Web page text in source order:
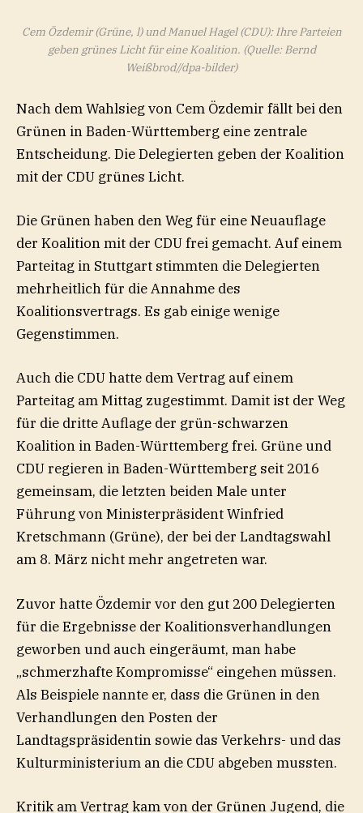
Cem Özdemir (Grüne, l) und Manuel Hagel (CDU): Ihre Parteien
geben grünes Licht für eine Koalition. (Quelle: Bernd
Weißbrod//dpa-bilder)
Nach dem Wahlsieg von Cem Özdemir fällt bei den
Grünen in Baden-Württemberg eine zentrale
Entscheidung. Die Delegierten geben der Koalition
mit der CDU grünes Licht.
Die Grünen haben den Weg für eine Neuauflage
der Koalition mit der CDU frei gemacht. Auf einem
Parteitag in Stuttgart stimmten die Delegierten
mehrheitlich für die Annahme des
Koalitionsvertrags. Es gab einige wenige
Gegenstimmen.
Auch die CDU hatte dem Vertrag auf einem
Parteitag am Mittag zugestimmt. Damit ist der Weg
für die dritte Auflage der grün-schwarzen
Koalition in Baden-Württemberg frei. Grüne und
CDU regieren in Baden-Württemberg seit 2016
gemeinsam, die letzten beiden Male unter
Führung von Ministerpräsident Winfried
Kretschmann (Grüne), der bei der Landtagswahl
am 8. März nicht mehr angetreten war.
Zuvor hatte Özdemir vor den gut 200 Delegierten
für die Ergebnisse der Koalitionsverhandlungen
geworben und auch eingeräumt, man habe
„schmerzhafte Kompromisse“ eingehen müssen.
Als Beispiele nannte er, dass die Grünen in den
Verhandlungen den Posten der
Landtagspräsidentin sowie das Verkehrs- und das
Kulturministerium an die CDU abgeben mussten.
Kritik am Vertrag kam von der Grünen Jugend, die